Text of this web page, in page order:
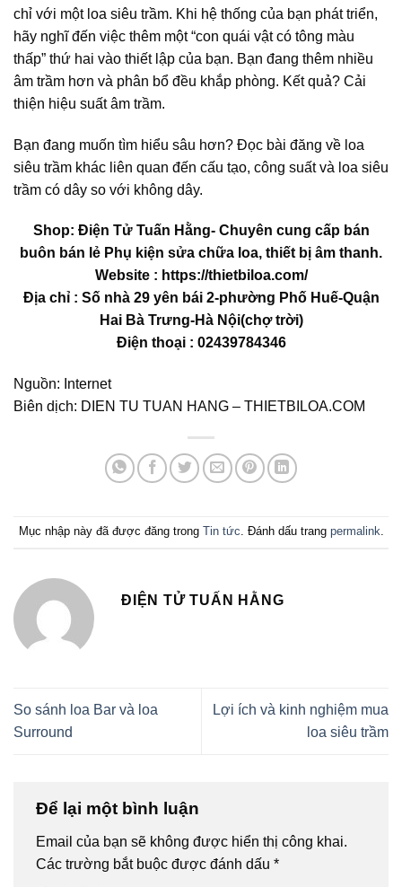
chỉ với một loa siêu trầm. Khi hệ thống của bạn phát triển,
hãy nghĩ đến việc thêm một “con quái vật có tông màu
thấp” thứ hai vào thiết lập của bạn. Bạn đang thêm nhiều
âm trầm hơn và phân bổ đều khắp phòng. Kết quả? Cải
thiện hiệu suất âm trầm.
Bạn đang muốn tìm hiểu sâu hơn? Đọc bài đăng về loa
siêu trầm khác liên quan đến cấu tạo, công suất và loa siêu
trầm có dây so với không dây.
Shop: Điện Tử Tuấn Hằng- Chuyên cung cấp bán
buôn bán lẻ Phụ kiện sửa chữa loa, thiết bị âm thanh.
Website : https://thietbiloa.com/
Địa chỉ : Số nhà 29 yên bái 2-phường Phố Huế-Quận
Hai Bà Trưng-Hà Nội(chợ trời)
Điện thoại : 02439784346
Nguồn: Internet
Biên dịch: DIEN TU TUAN HANG – THIETBILOA.COM
Mục nhập này đã được đăng trong Tin tức. Đánh dấu trang permalink.
ĐIỆN TỬ TUẤN HẰNG
So sánh loa Bar và loa
Surround
Lợi ích và kinh nghiệm mua
loa siêu trầm
Để lại một bình luận
Email của bạn sẽ không được hiển thị công khai.
Các trường bắt buộc được đánh dấu *